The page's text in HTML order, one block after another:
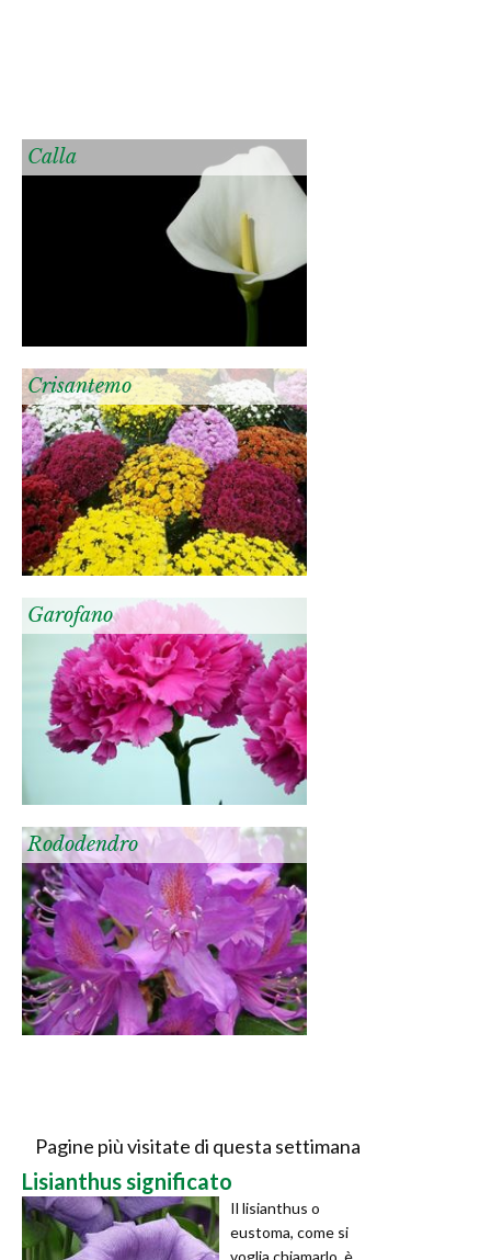
Calla
Crisantemo
Garofano
Rododendro
Pagine più visitate di questa settimana
Lisianthus significato
Il lisianthus o
eustoma, come si
voglia chiamarlo, è